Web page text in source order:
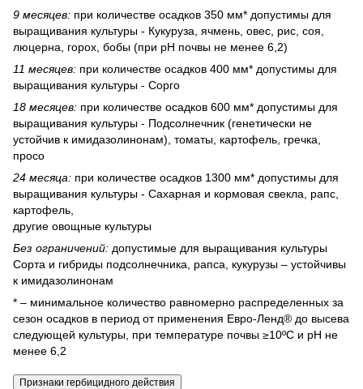
9 месяцев: при количестве осадков 350 мм* допустимы для
выращивания культуры - Кукуруза, ячмень, овес, рис, соя,
люцерна, горох, бобы (при рН почвы не менее 6,2)
11 месяцев: при количестве осадков 400 мм* допустимы для
выращивания культуры - Сорго
18 месяцев: при количестве осадков 600 мм* допустимы для
выращивания культуры - Подсолнечник (генетически не
устойчив к имидазолинонам), томаты, картофель, гречка,
просо
24 месяца: при количестве осадков 1300 мм* допустимы для
выращивания культуры - Сахарная и кормовая свекла, рапс,
картофель,
другие овощные культуры
Без ограничений: допустимые для выращивания культуры
Сорта и гибриды подсолнечника, рапса, кукурузы – устойчивы
к имидазолинонам
* ‒ минимальное количество равномерно распределенных за
сезон осадков в период от применения Евро-Ленд® до высева
следующей культуры, при температуре почвы ≥10ºС и рН не
менее 6,2
Признаки гербицидного действия